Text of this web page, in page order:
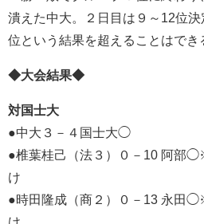
潰えた中大。２日目は９～12位
位という結果を超えることはでき
◆大会結果◆
対国士大
●中大３－４国士大◯
●椎葉桂己（法３）０－10 阿部
け
●時田隆成（商２）０－13 永田